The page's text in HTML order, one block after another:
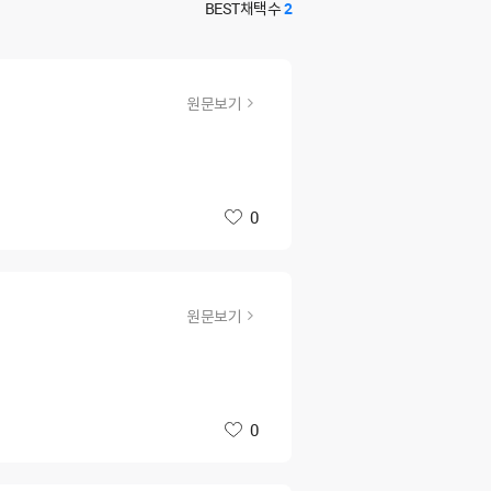
BEST채택수2
원문보기
좋아요
0
원문보기
좋아요
0